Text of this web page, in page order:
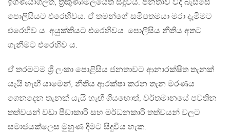
ඉගිණියාගලත්, ත්‍රිකුණාමලයේත් සදුවිය. ජනතාව වීදි බැස්සේ
පොලීසියට එරෙහිවය. ඒ තමන්ගේ සමීපතමයා මරා දැමීමට
එරෙහිව ය. අයුක්තියට එරෙහිවය. පොලීසිය නීතිය අතට
ගැනීමට එරෙහිව ය.
ඒ තරමටම ශ්‍රී ලංකා පොළිසිය ජනතාවට ආනාරක්ෂිත තැනක්
යැයි හැඟී යාමෙන්, නීතිය ආරක්ෂා කරන තැන මරණය
ගෙනදෙන තැනක් යැයි හැඟී ගියහොත්, වර්තමානයේ පවතින
තත්වයන් වඩා පීඩාකාරී සහ මර්ධනකාරී තත්වයන් වලට
සමාජයක්ලෙස මුහුණ දීමට සිදුවිය හැක.